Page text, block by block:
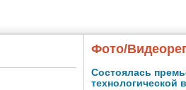
Фото/
Состоялась